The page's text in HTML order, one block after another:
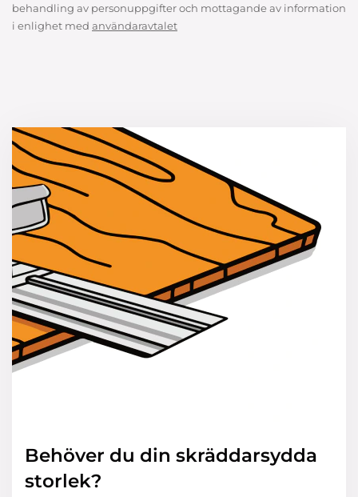
behandling av personuppgifter och mottagande av information
i enlighet med användaravtalet
Behöver du din skräddarsydda
storlek?